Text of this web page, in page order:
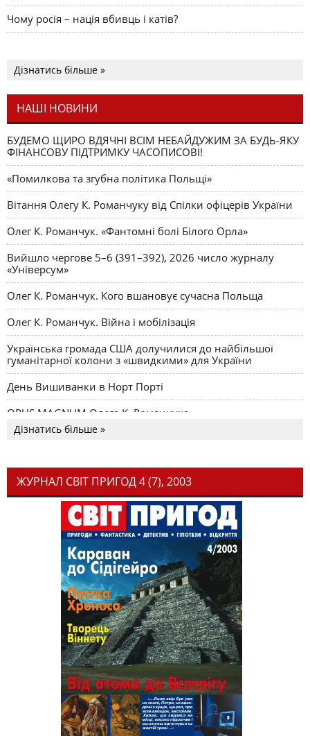
Чому росія – нація вбивць і катів?
Дізнатись більше »
НАШІ НОВИНИ
БУДЕМО ЩИРО ВДЯЧНІ ВСІМ НЕБАЙДУЖИМ ЗА БУДЬ-ЯКУ
ФІНАНСОВУ ПІДТРИМКУ ЧАСОПИСОВІ!
«Помилкова та згубна політика Польщі»
Вітання Олегу К. Романчуку від Спілки офіцерів України
Олег К. Романчук. «Фантомні болі Білого Орла»
Вийшло чергове 5–6 (391–392), 2026 число журналу
«Універсум»
Олег К. Романчук. Кого вшановує сучасна Польща
Олег К. Романчук. Війна і мобілізація
Українська громада США долучилися до найбільшої
гуманітарної колони з «швидкими» для України
День Вишиванки в Норт Порті
OPUS MAGNUM Олега К. Романчука
Дізнатись більше »
ЖУРНАЛ СВІТ ПРИГОД 4 (7), 2003